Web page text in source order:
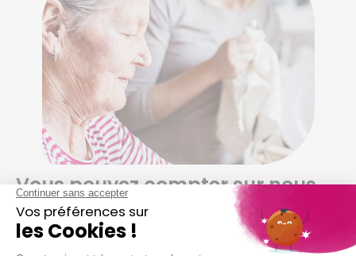
Vous pouvez compter sur nous
pour…
Dépoussiérer et ranger selon vos habitudes